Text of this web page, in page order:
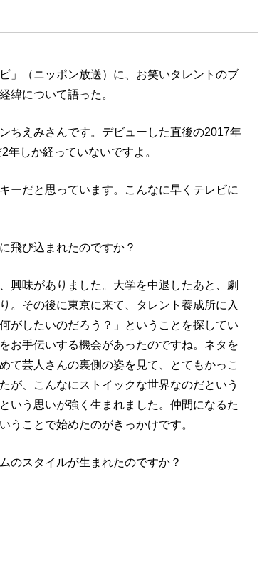
」（ニッポン放送）に、お笑いタレントのブ
緯について語った。
ちえみさんです。デビューした直後の2017年
しか経っていないですよ。
ーだと思っています。こんなに早くテレビに
飛び込まれたのですか？
興味がありました。大学を中退したあと、劇
。その後に東京に来て、タレント養成所に入
がしたいのだろう？」ということを探してい
お手伝いする機会があったのですね。ネタを
て芸人さんの裏側の姿を見て、とてもかっこ
が、こんなにストイックな世界なのだという
いう思いが強く生まれました。仲間になるた
うことで始めたのがきっかけです。
のスタイルが生まれたのですか？